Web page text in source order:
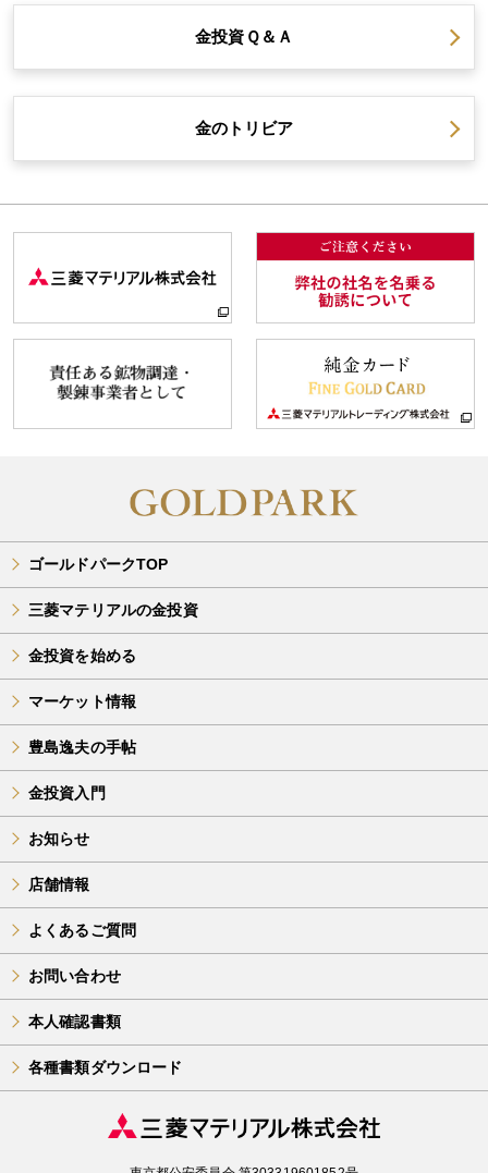
金投資 Ｑ＆Ａ
金のトリビア
ゴールドパークTOP
三菱マテリアルの金投資
金投資を始める
マーケット情報
豊島逸夫の手帖
金投資入門
お知らせ
店舗情報
よくあるご質問
お問い合わせ
本人確認書類
各種書類ダウンロード